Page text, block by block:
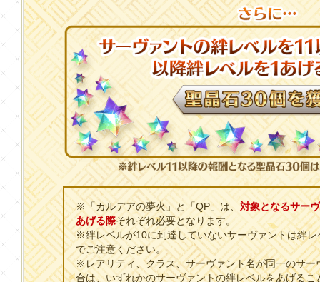
※「カルデアの夢火」と「QP」は、 対象となるサー
あげる際それぞれ必要となります。
※絆レベルが10に到達していないサーヴァントは絆
でご注意ください。
※レアリティ、クラス、サーヴァント名が同一のサー
合は、いずれかのサーヴァントの絆レベルをあげる